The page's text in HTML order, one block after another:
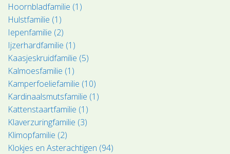
Hoornbladfamilie (1)
Hulstfamilie (1)
Iepenfamilie (2)
Ijzerhardfamilie (1)
Kaasjeskruidfamilie (5)
Kalmoesfamilie (1)
Kamperfoeliefamilie (10)
Kardinaalsmutsfamilie (1)
Kattenstaartfamilie (1)
Klaverzuringfamilie (3)
Klimopfamilie (2)
Klokjes en Asterachtigen (94)